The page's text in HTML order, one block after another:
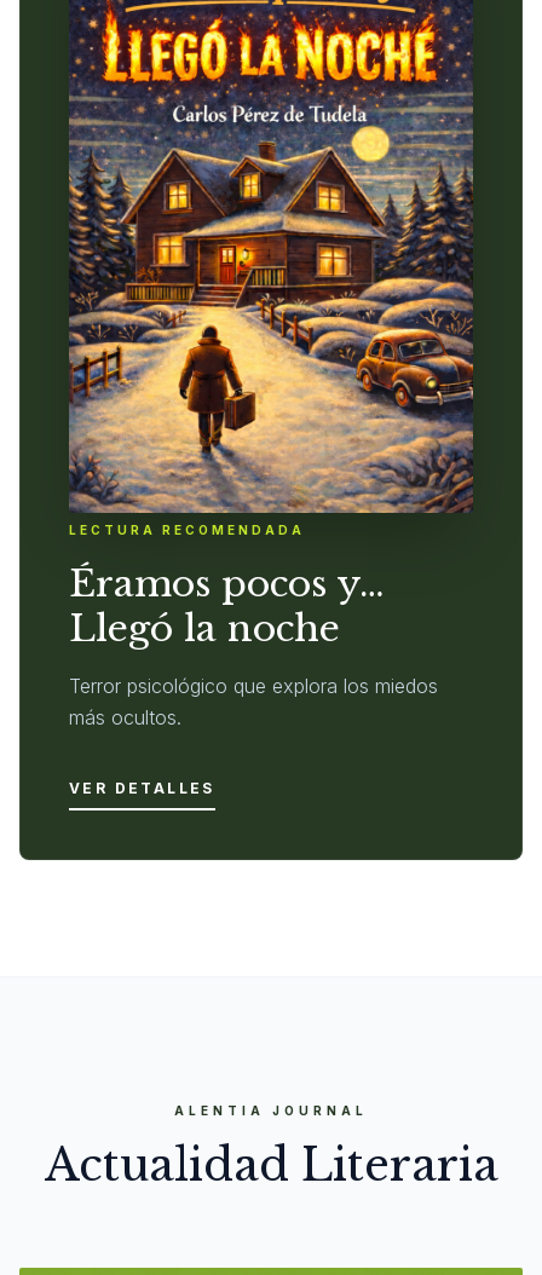
LECTURA RECOMENDADA
Éramos pocos y…
Llegó la noche
Terror psicológico que explora los miedos
más ocultos.
VER DETALLES
ALENTIA JOURNAL
Actualidad Literaria